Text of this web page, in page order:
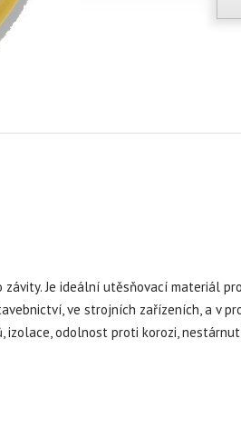
Je ideální utěsňovací materiál
ve strojních zařízeních, a v
odolnost proti korozi,